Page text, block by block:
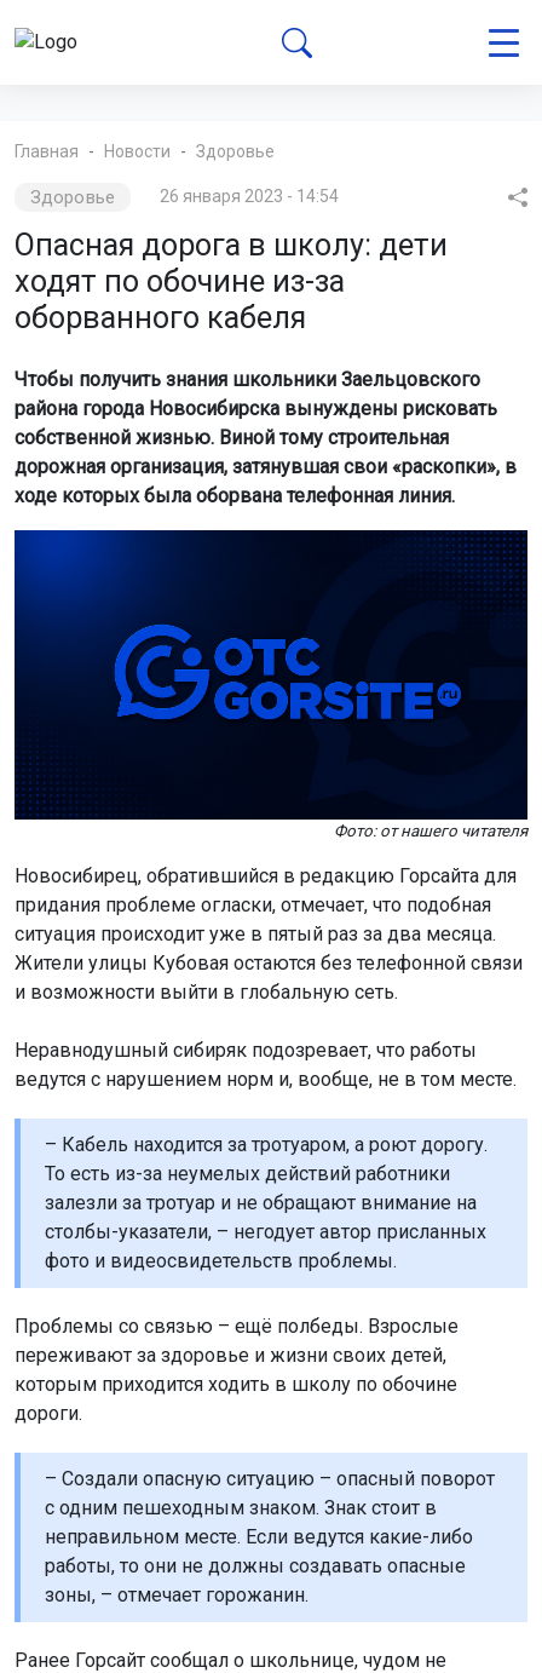
Главная Новости Здоровье
Здоровье 26 января 2023 - 14:54
Опасная дорога в школу: дети
ходят по обочине из-за
оборванного кабеля
Чтобы получить знания школьники Заельцовского
района города Новосибирска вынуждены рисковать
собственной жизнью. Виной тому строительная
дорожная организация, затянувшая свои «раскопки», в
ходе которых была оборвана телефонная линия.
Фото: от нашего читателя
Новосибирец, обратившийся в редакцию Горсайта для
придания проблеме огласки, отмечает, что подобная
ситуация происходит уже в пятый раз за два месяца.
Жители улицы Кубовая остаются без телефонной связи
и возможности выйти в глобальную сеть.
Неравнодушный сибиряк подозревает, что работы
ведутся с нарушением норм и, вообще, не в том месте.
– Кабель находится за тротуаром, а роют дорогу.
То есть из-за неумелых действий работники
залезли за тротуар и не обращают внимание на
столбы-указатели, – негодует автор присланных
фото и видеосвидетельств проблемы.
Проблемы со связью – ещё полбеды. Взрослые
переживают за здоровье и жизни своих детей,
которым приходится ходить в школу по обочине
дороги.
– Создали опасную ситуацию – опасный поворот
с одним пешеходным знаком. Знак стоит в
неправильном месте. Если ведутся какие-либо
работы, то они не должны создавать опасные
зоны, – отмечает горожанин.
Ранее Горсайт сообщал о школьнице, чудом не